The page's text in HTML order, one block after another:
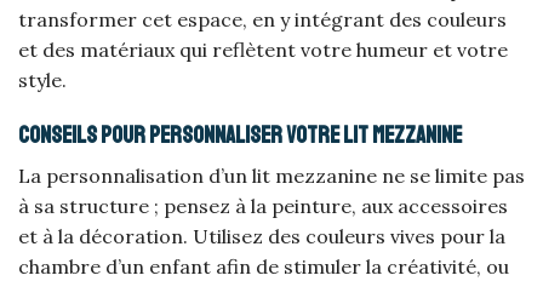
transformer cet espace, en y intégrant des couleurs
et des matériaux qui reflètent votre humeur et votre
style.
Conseils pour personnaliser votre lit mezzanine
La personnalisation d’un lit mezzanine ne se limite pas
à sa structure ; pensez à la peinture, aux accessoires
et à la décoration. Utilisez des couleurs vives pour la
chambre d’un enfant afin de stimuler la créativité, ou